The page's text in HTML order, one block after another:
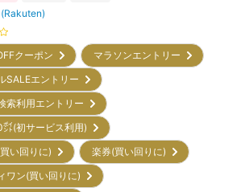
クーポン
マラソンエントリー
SALEエントリー
索利用エントリー
㌽(初サービス利用)
買い回りに)
楽券(買い回りに)
ワン(買い回りに)